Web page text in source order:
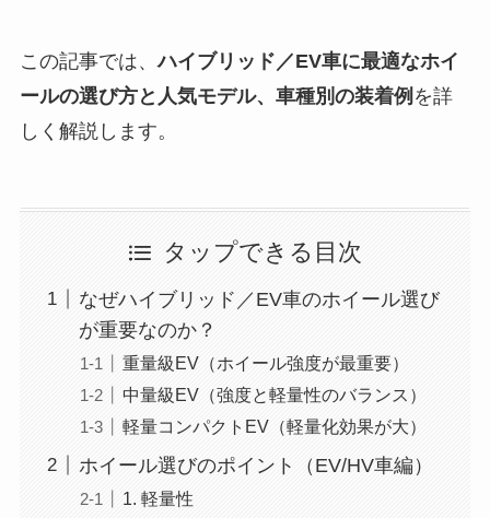
この記事では、ハイブリッド／EV車に最適なホイ
ールの選び方と人気モデル、車種別の装着例 を詳
しく解説します。
タップできる目次
なぜハイブリッド／EV車のホイール選び
が重要なのか？
重量級EV（ホイール強度が最重要）
中量級EV（強度と軽量性のバランス）
軽量コンパクトEV（軽量化効果が大）
ホイール選びのポイント（EV/HV車編）
1. 軽量性